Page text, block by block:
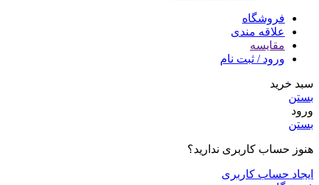
فروشگاه
علاقه مندی
مقایسه
ورود / ثبت نام
سبد خرید
بستن
ورود
بستن
هنوز حساب کاربری ندارید؟
ایجاد حساب کاربری